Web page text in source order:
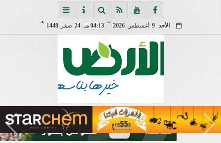
الأحد 9 أغسطس2026
مـ
04:13 مـ 24 صفر1448
هـ